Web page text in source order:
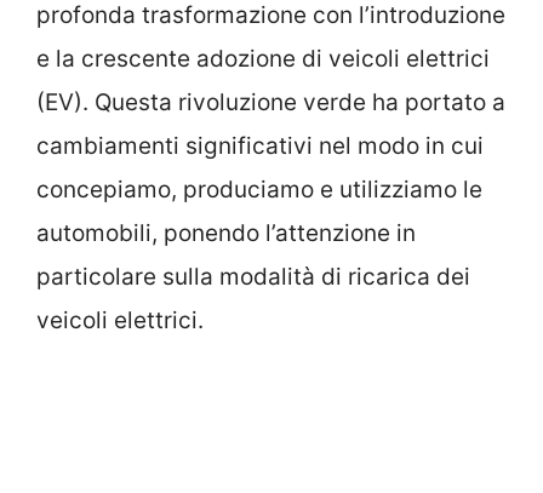
profonda trasformazione con l’introduzione
e la crescente adozione di veicoli elettrici
(EV). Questa rivoluzione verde ha portato a
cambiamenti significativi nel modo in cui
concepiamo, produciamo e utilizziamo le
automobili, ponendo l’attenzione in
particolare sulla modalità di ricarica dei
veicoli elettrici.